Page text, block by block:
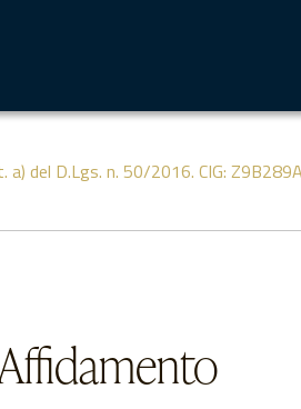
del D.Lgs. n. 50/2016. CIG: